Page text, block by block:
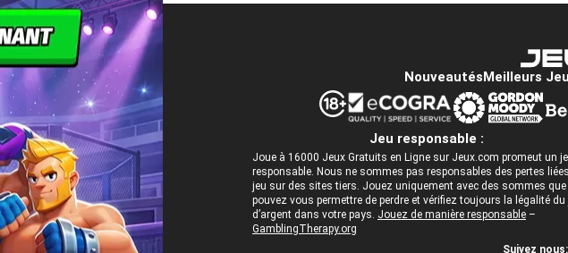
Nouveautés Meilleurs
Jeu responsable :
Joue à 16000 Jeux Gratuits en Ligne sur Jeux.com promeut un
responsable. Nous ne sommes pas responsables des pertes
jeu sur des sites tiers. Jouez uniquement avec des sommes
pouvez vous permettre de perdre et vérifiez toujours la légalité du
d’argent dans votre pays. Jouez de manière responsable –
GamblingTherapy.org
Suivez nous: